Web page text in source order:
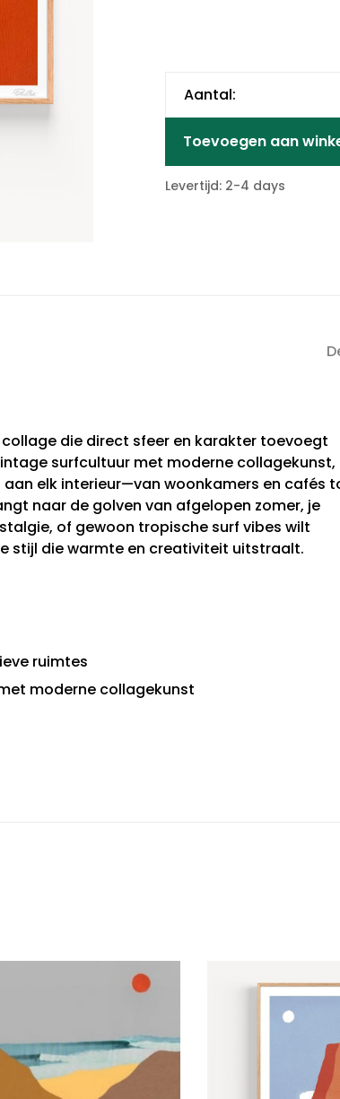
Aantal:
Toevoegen aan
Levertijd: 2-4 days
die direct sfeer en karakter toevoegt
surfcultuur met moderne collagekunst,
elk interieur—van woonkamers en cafés
naar de golven van afgelopen zomer, je
of gewoon tropische surf vibes wilt
stijl die warmte en creativiteit uitstraalt.
ruimtes
moderne collagekunst